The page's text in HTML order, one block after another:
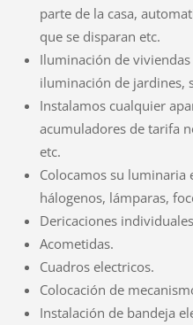
parte de la casa,
que se disparan etc.
Iluminación de
iluminación de jardines,
Instalamos cualquier
acumuladores de tarifa
etc.
Colocamos su luminaria
hálogenos, lámparas,
Dericaciones
Cuadros electricos.
Colocación de
Instalación de bandeja